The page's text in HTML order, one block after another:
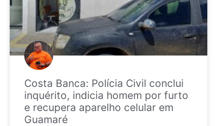
Costa Banca: Polícia Civil conclui
inquérito, indicia homem por furto
e recupera aparelho celular em
Guamaré